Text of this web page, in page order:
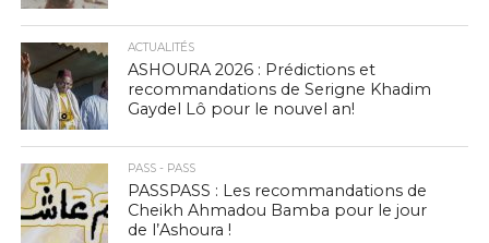
ACTUALITÉS
ASHOURA 2026 : Prédictions et
recommandations de Serigne Khadim
Gaydel Lô pour le nouvel an!
PASS - PASS
PASSPASS : Les recommandations de
Cheikh Ahmadou Bamba pour le jour
de l’Ashoura !